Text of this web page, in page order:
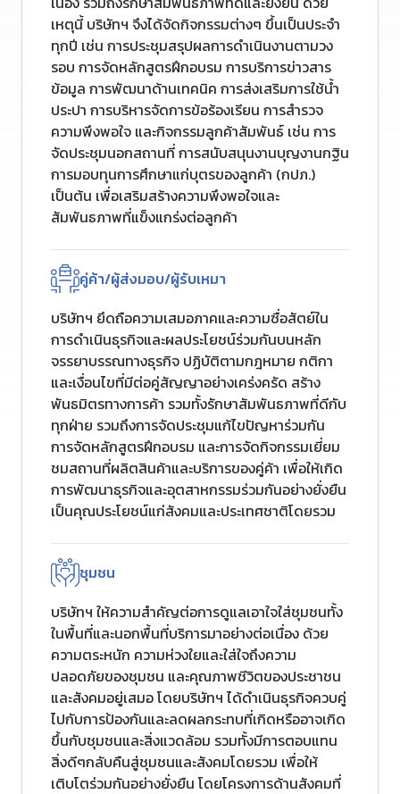
เหตุนี้ บริษัทฯ จึงได้จัดกิจกรรมต่างๆ ขึ้นเป็นประจำ
ทุกปี เช่น การประชุมสรุปผลการดำเนินงานตามวง
รอบ การจัดหลักสูตรฝึกอบรม การบริการข่าวสาร
ข้อมูล การพัฒนาด้านเทคนิค การส่งเสริมการใช้น้ำ
ประปา การบริหารจัดการข้อร้องเรียน การสำรวจ
ความพึงพอใจ และกิจกรรมลูกค้าสัมพันธ์ เช่น การ
จัดประชุมนอกสถานที่ การสนับสนุนงานบุญงานกฐิน
การมอบทุนการศึกษาแก่บุตรของลูกค้า (กปภ.)
เป็นต้น เพื่อเสริมสร้างความพึงพอใจและ
สัมพันธภาพที่แข็งแกร่งต่อลูกค้า
คู่ค้า/ผู้ส่งมอบ/ผู้รับเหมา
บริษัทฯ ยึดถือความเสมอภาคและความซื่อสัตย์ใน
การดำเนินธุรกิจและผลประโยชน์ร่วมกันบนหลัก
จรรยาบรรณทางธุรกิจ ปฏิบัติตามกฎหมาย กติกา
และเงื่อนไขที่มีต่อคู่สัญญาอย่างเคร่งครัด สร้าง
พันธมิตรทางการค้า รวมทั้งรักษาสัมพันธภาพที่ดีกับ
ทุกฝ่าย รวมถึงการจัดประชุมแก้ไขปัญหาร่วมกัน
การจัดหลักสูตรฝึกอบรม และการจัดกิจกรรมเยี่ยม
ชมสถานที่ผลิตสินค้าและบริการของคู่ค้า เพื่อให้เกิด
การพัฒนาธุรกิจและอุตสาหกรรมร่วมกันอย่างยั่งยืน
เป็นคุณประโยชน์แก่สังคมและประเทศชาติโดยรวม
ชุมชน
บริษัทฯ ให้ความสำคัญต่อการดูแลเอาใจใส่ชุมชนทั้ง
ในพื้นที่และนอกพื้นที่บริการมาอย่างต่อเนื่อง ด้วย
ความตระหนัก ความห่วงใยและใส่ใจถึงความ
ปลอดภัยของชุมชน และคุณภาพชีวิตของประชาชน
และสังคมอยู่เสมอ โดยบริษัทฯ ได้ดำเนินธุรกิจควบคู่
ไปกับการป้องกันและลดผลกระทบที่เกิดหรืออาจเกิด
ขึ้นกับชุมชนและสิ่งแวดล้อม รวมทั้งมีการตอบแทน
สิ่งดีๆกลับคืนสู่ชุมชนและสังคมโดยรวม เพื่อให้
เติบโตร่วมกันอย่างยั่งยืน โดยโครงการด้านสังคมที่